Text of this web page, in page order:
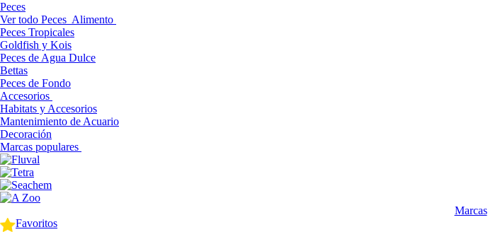
Peces
Ver todo Peces Alimento
Peces Tropicales
Goldfish y Kois
Peces de Agua Dulce
Bettas
Peces de Fondo
Accesorios
Habitats y Accesorios
Mantenimiento de Acuario
Decoración
Marcas populares
Marcas
Favoritos